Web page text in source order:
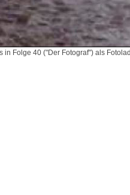
Folge 40 ("Der Fotograf") als